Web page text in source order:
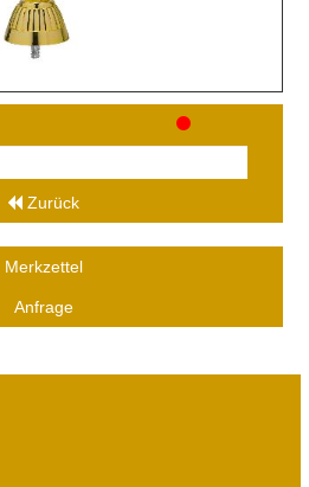
Zurück
Merkzettel
Anfrage